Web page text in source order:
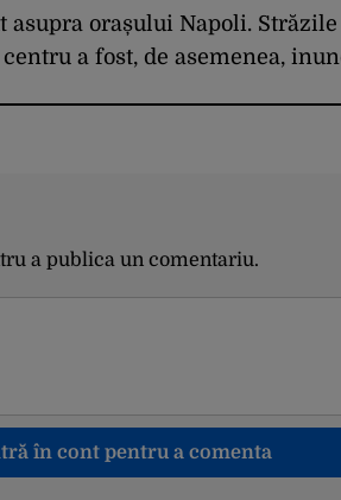
asupra orașului Napoli.
a fost, de asemenea,
a publica un comentariu.
în cont pentru a comenta